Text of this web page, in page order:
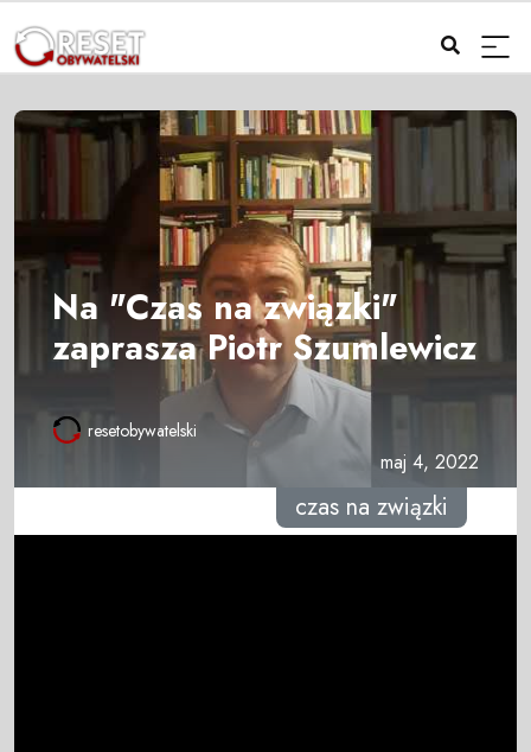
Na "Czas na związki"
zaprasza Piotr Szumlewicz
resetobywatelski
maj 4, 2022
czas na związki